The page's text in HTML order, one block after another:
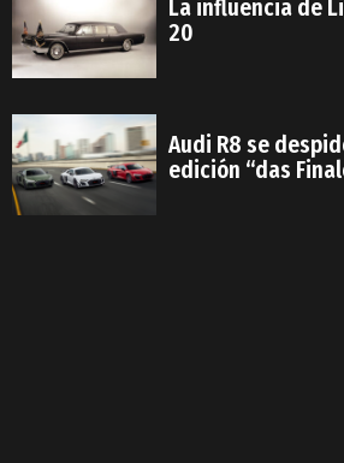
La influencia de
20
Audi R8 se
edición “das